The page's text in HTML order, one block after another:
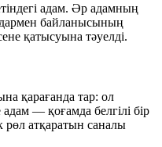
адам. Әр адамның
байланысының
қатысуына тәуелді.
қарағанда тар: ол
— қоғамда белгілі бір
рөл атқаратын саналы